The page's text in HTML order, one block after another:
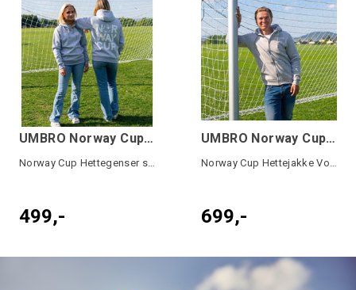
UMBRO Norway Cup Basic Hood 24 Grå JR
Norway Cup Hettegenser stor logo Junior
499,-
UMBRO Norway Cup Basic Hood Jck24 Grå SR
Norway Cup Hettejakke Voksen
699,-